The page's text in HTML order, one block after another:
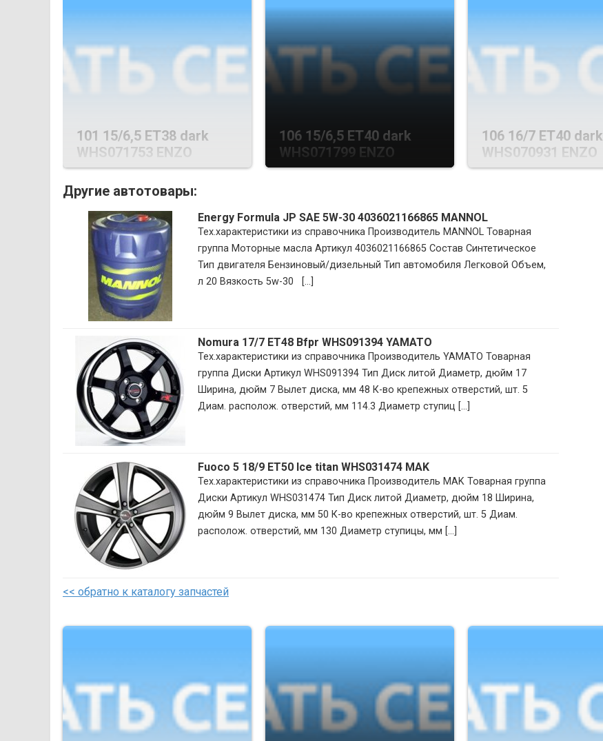
101 15/6,5 ET38 dark
WHS071753 ENZO
106 15/6,5 ET40 dark
WHS071799 ENZO
106 16/7 ET40 dark
WHS070931 ENZO
Другие автотовары:
Energy Formula JP SAE 5W-30 4036021166865 MANNOL
Тех.характеристики из справочника Производитель MANNOL Товарная
группа Моторные масла Артикул 4036021166865 Состав Синтетическое
Тип двигателя Бензиновый/дизельный Тип автомобиля Легковой Объем,
л 20 Вязкость 5w-30 [...]
Nomura 17/7 ET48 Bfpr WHS091394 YAMATO
Тех.характеристики из справочника Производитель YAMATO Товарная
группа Диски Артикул WHS091394 Тип Диск литой Диаметр, дюйм 17
Ширина, дюйм 7 Вылет диска, мм 48 К-во крепежных отверстий, шт. 5
Диам. располож. отверстий, мм 114.3 Диаметр ступиц [...]
Fuoco 5 18/9 ET50 Ice titan WHS031474 MAK
Тех.характеристики из справочника Производитель MAK Товарная группа
Диски Артикул WHS031474 Тип Диск литой Диаметр, дюйм 18 Ширина,
дюйм 9 Вылет диска, мм 50 К-во крепежных отверстий, шт. 5 Диам.
располож. отверстий, мм 130 Диаметр ступицы, мм [...]
<< обратно к каталогу запчастей